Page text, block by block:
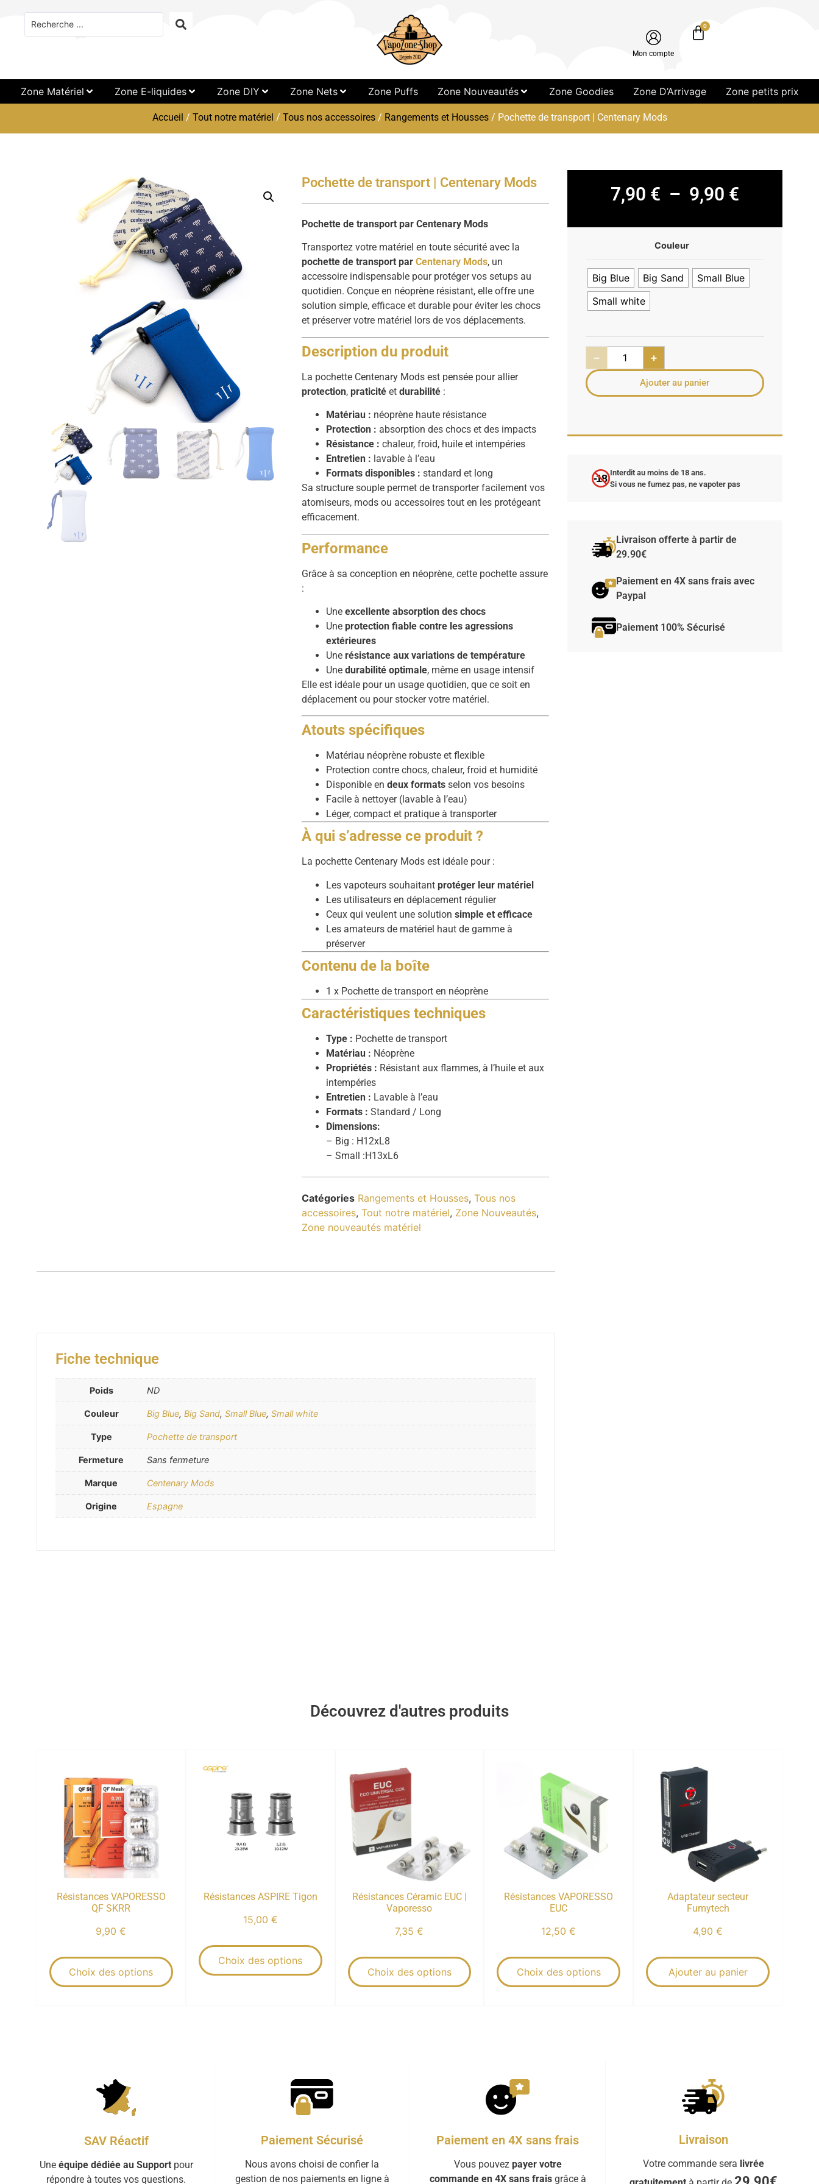
Mon compte
0
Zone Matériel Zone E-liquides Zone DIY Zone Nets Zone Puffs Zone Nouveautés Zone Goodies Zone D’Arrivage Zone petits prix
Accueil / Tout notre matériel / Tous nos accessoires/ Rangements et Housses/ Pochette de transport | Centenary Mods
Pochette de transport | Centenary Mods
Pochette de transport par Centenary Mods
Transportez votre matériel en toute sécurité avec la
pochette de transport parCentenary Mods, un
accessoire indispensable pour protéger vos setups au
quotidien. Conçue en néoprène résistant, elle offre une
solution simple, efficace et durable pour éviter les chocs
et préserver votre matériel lors de vos déplacements.
Description du produit
La pochette Centenary Mods est pensée pour allier
protection,praticité etdurabilité :
Matériau : néoprène haute résistance
Protection : absorption des chocs et des impacts
Résistance : chaleur, froid, huile et intempéries
Entretien : lavable à l’eau
Formats disponibles : standard et long
Sa structure souple permet de transporter facilement vos
atomiseurs, mods ou accessoires tout en les protégeant
efficacement.
Performance
Grâce à sa conception en néoprène, cette pochette assure
:
Uneexcellente absorption des chocs
Uneprotection fiable contre les agressions
extérieures
Unerésistance aux variations de température
Unedurabilité optimale, même en usage intensif
Elle est idéale pour un usage quotidien, que ce soit en
déplacement ou pour stocker votre matériel.
Atouts spécifiques
Matériau néoprène robuste et flexible
Protection contre chocs, chaleur, froid et humidité
Disponible endeux formats selon vos besoins
Facile à nettoyer (lavable à l’eau)
Léger, compact et pratique à transporter
À qui s’adresse ce produit ?
La pochette Centenary Mods est idéale pour :
Les vapoteurs souhaitantprotéger leur matériel
Les utilisateurs en déplacement régulier
Ceux qui veulent une solutionsimple et efficace
Les amateurs de matériel haut de gamme à
préserver
Contenu de la boîte
1 x Pochette de transport en néoprène
Caractéristiques techniques
Type : Pochette de transport
Matériau : Néoprène
Propriétés : Résistant aux flammes, à l’huile et aux
intempéries
Entretien : Lavable à l’eau
Formats : Standard / Long
Dimensions:
– Big : H12xL8
– Small :H13xL6
Catégories Rangements et Housses,Tous nos
accessoires,Tout notre matériel, Zone Nouveautés,
Zone nouveautés matériel
Fiche technique
Poids ND
Couleur Big Blue, Big Sand, Small Blue, Small white
Type Pochette de transport
Fermeture Sans fermeture
Marque Centenary Mods
Origine Espagne
7,90 € – 9,90 €
Couleur
Big Blue Big Sand
Small Blue
Small white
− +
Ajouter au panier
-18 Interdit au moins de 18 ans.
Si vous ne fumez pas, ne vapoter pas
Livraison offerte à partir de
29.90€
Paiement en 4X sans frais avec
Paypal
Paiement 100% Sécurisé
Découvrez d'autres produits
Résistances VAPORESSO
QF SKRR
9,90€
Choix des options
Résistances ASPIRE Tigon
15,00 €
Choix des options
Résistances Céramic EUC |
Vaporesso
7,35€
Choix des options
Résistances VAPORESSO
EUC
12,50€
Choix des options
Adaptateur secteur
Fumytech
4,90€
Ajouter au panier
SAV Réactif
Une équipe dédiée au Supportpour
répondre à toutes vos questions.
Paiement Sécurisé
Nous avons choisi de confier la
gestion de nos paiements en ligne à
Paiement en 4X sans frais
Vous pouvez payer votre
commande en 4X sans fraisgrâce à
Livraison
Votre commande sera livrée